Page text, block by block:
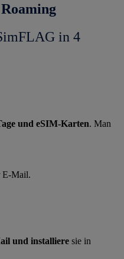
in 4
und eSIM-Karten. Man
E-Mail.
und installiere sie in